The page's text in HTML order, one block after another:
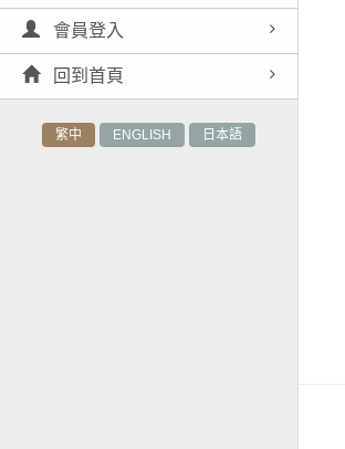
會員登入
回到首頁
繁中 ENGLISH 日本語